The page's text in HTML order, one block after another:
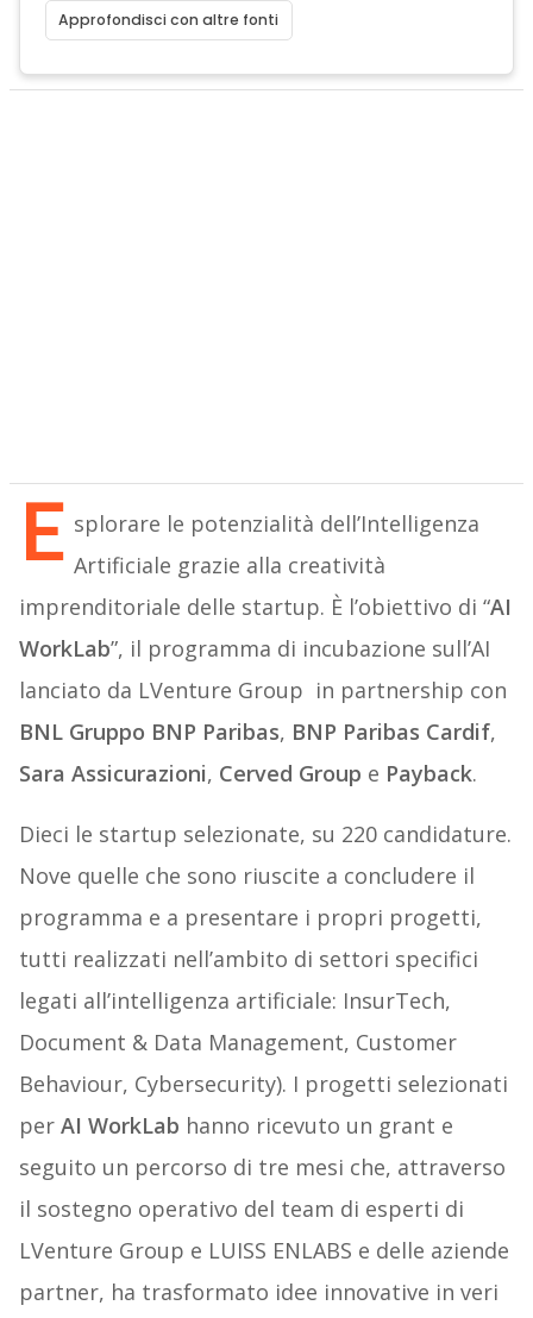
Approfondisci con altre fonti
E splorare le potenzialità dell’Intelligenza
Artificiale grazie alla creatività
imprenditoriale delle startup. È l’obiettivo di “AI
WorkLab”, il programma di incubazione sull’AI
lanciato da LVenture Group in partnership con
BNL Gruppo BNP Paribas, BNP Paribas Cardif,
Sara Assicurazioni, Cerved Group e Payback.
Dieci le startup selezionate, su 220 candidature.
Nove quelle che sono riuscite a concludere il
programma e a presentare i propri progetti,
tutti realizzati nell’ambito di settori specifici
legati all’intelligenza artificiale: InsurTech,
Document & Data Management, Customer
Behaviour, Cybersecurity). I progetti selezionati
per AI WorkLab hanno ricevuto un grant e
seguito un percorso di tre mesi che, attraverso
il sostegno operativo del team di esperti di
LVenture Group e LUISS ENLABS e delle aziende
partner, ha trasformato idee innovative in veri